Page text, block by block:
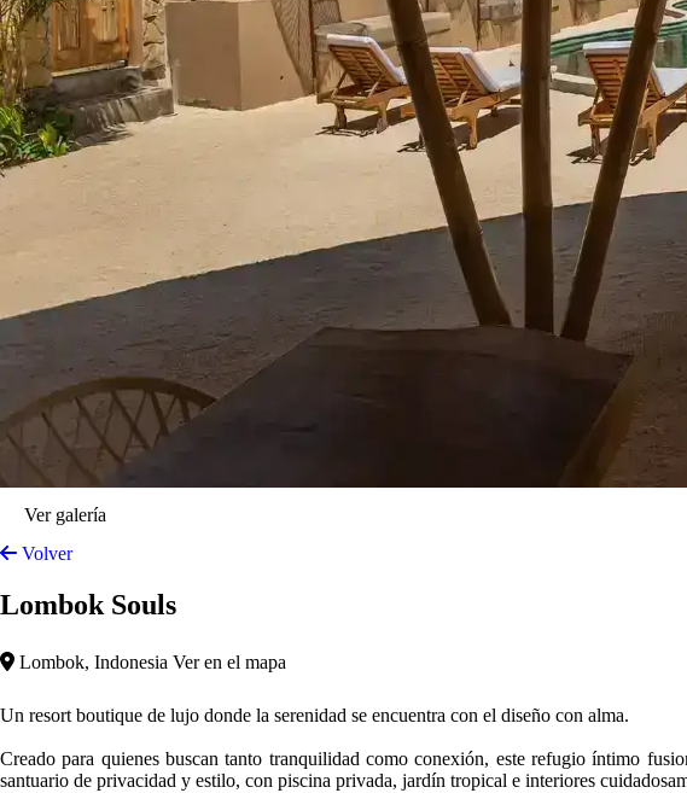
Ver galería
Volver
Lombok Souls
Lombok, Indonesia Ver en el mapa
Un resort boutique de lujo donde la serenidad se encuentra con el diseño con alma.
Creado para quienes buscan tanto tranquilidad como conexión, este refugio íntimo
santuario de privacidad y estilo, con piscina privada, jardín tropical e interiores